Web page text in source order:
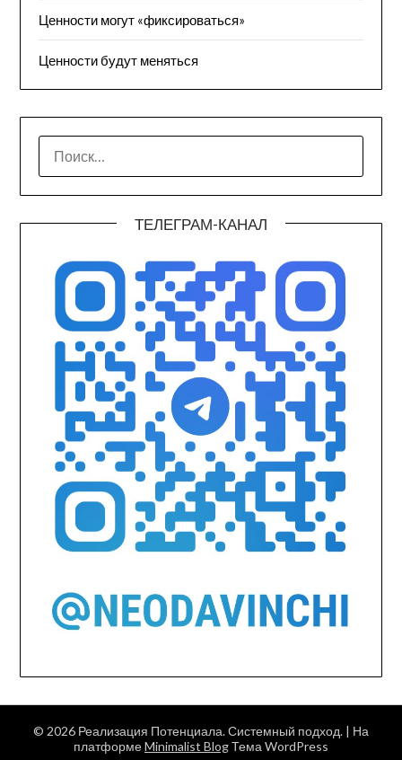
Ценности могут «фиксироваться»
Ценности будут меняться
ТЕЛЕГРАМ-КАНАЛ
© 2026 Реализация Потенциала. Системный подход. | На
платформеMinimalist BlogТема WordPress